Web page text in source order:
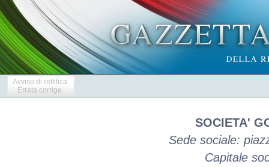
Avviso di rettifica
Errata corrige
SOCIETA'
Sede sociale:
Capitale